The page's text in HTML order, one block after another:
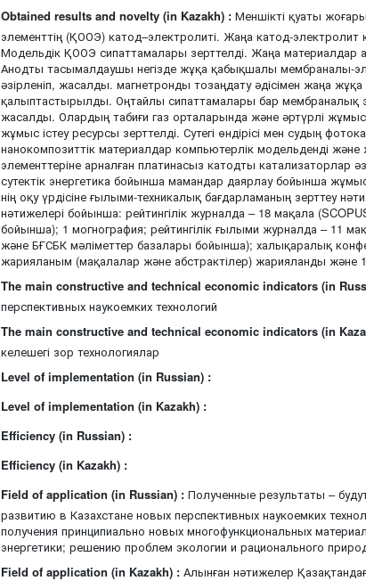
Obtained results and novelty (in Kazakh) : Меншікті қуаты
элементтің (ҚООЭ) катод–электролиті. Жаңа катод-
Модельдік ҚООЭ сипаттамалары зерттелді. Жаңа материалдар
Анодты тасымалдаушы негізде жұқа қабықшалы мембраналы-
әзірленіп, жасалды. магнетронды тозаңдату әдісімен жаңа
қалыптастырылды. Оңтайлы сипаттамалары бар мембраналық
жасалды. Олардың табиғи газ орталарында және әртүрлі
жұмыс істеу ресурсы зерттелді. Сутегі өндірісі мен судың
нанокомпозиттік материалдар компьютерлік модельденді
элементтеріне арналған платинасыз катодты катализаторлар
сутектік энергетика бойынша мамандар даярлау бойынша
нің оқу үрдісіне ғылыми-техникалық бағдарламаның зерттеу
нәтижелері бойынша: рейтингілік журналда – 18 мақала
бойынша); 1 могнография; рейтингілік ғылыми журналда – 11
және БҒСБК мәліметтер базалары бойынша); халықаралық
жарияланым (мақалалар және абстрактілер) жарияланды және
The main constructive and technical economic indicators (in
перспективных наукоемких технологий
The main constructive and technical economic indicators (in
келешегі зор технологиялар
Level of implementation (in Russian) :
Level of implementation (in Kazakh) :
Efficiency (in Russian) :
Efficiency (in Kazakh) :
Field of application (in Russian) : Полученные результаты –
развитию в Казахстане новых перспективных наукоемких
получения принципиально новых многофункциональных
энергетики; решению проблем экологии и рационального
Field of application (in Kazakh) : Алынған нәтижелер